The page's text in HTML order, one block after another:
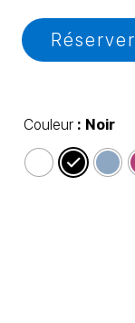
Couleur : Noir
Réserver